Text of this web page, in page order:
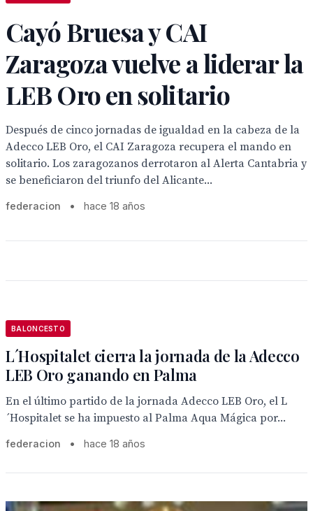
Cayó Bruesa y CAI
Zaragoza vuelve a liderar la
LEB Oro en solitario
Después de cinco jornadas de igualdad en la cabeza de la
Adecco LEB Oro, el CAI Zaragoza recupera el mando en
solitario. Los zaragozanos derrotaron al Alerta Cantabria y
se beneficiaron del triunfo del Alicante...
federacion • hace 18 años
BALONCESTO
L´Hospitalet cierra la jornada de la Adecco
LEB Oro ganando en Palma
En el último partido de la jornada Adecco LEB Oro, el L
´Hospitalet se ha impuesto al Palma Aqua Mágica por...
federacion • hace 18 años